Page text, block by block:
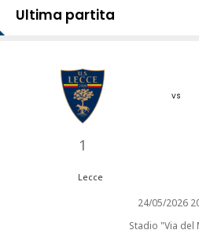
Ultima partita
1
vs
Lecce
24/05/2026
Stadio "Via del